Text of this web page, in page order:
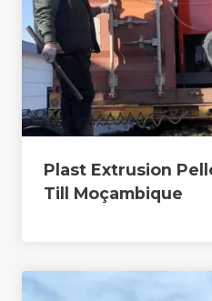
Plast Extrusion
Till Moçambique